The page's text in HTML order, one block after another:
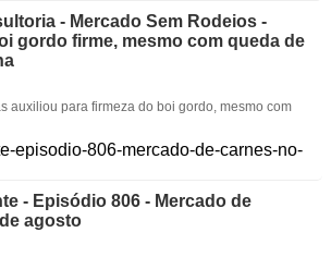
- Mercado Sem Rodeios -
gordo firme, mesmo com queda de
auxiliou para firmeza do boi gordo, mesmo com
- Episódio 806 - Mercado de
agosto